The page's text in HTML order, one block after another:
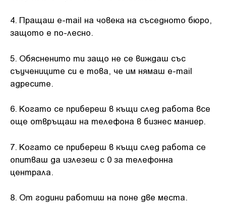
4. Пращаш e-mail на човека на съседното бюро,
защото е по-лесно.
5. Обясненито ти защо не се виждаш със
съучениците си е това, че им нямаш е-mail
адресите.
6. Когато се прибереш в къщи след работа все
още отвръщаш на телефона в бизнес маниер.
7. Когато се прибереш в къщи след работа се
опитваш да излезеш с 0 за телефонна
централа.
8. От години работиш на поне две места.